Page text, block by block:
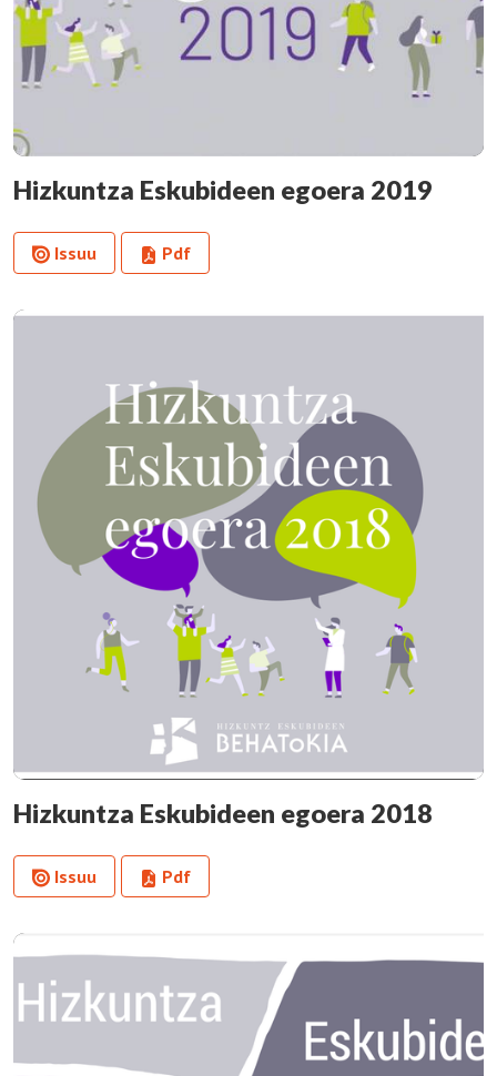
Hizkuntza Eskubideen egoera 2019
Issuu Pdf
Hizkuntza Eskubideen egoera 2018
Issuu Pdf